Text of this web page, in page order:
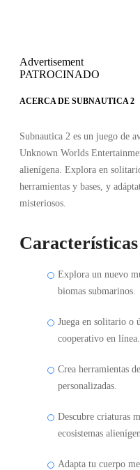
Advertisement
PATROCINADO
ACERCA DE SUBNAUTICA 2
Subnautica 2 es un juego de
Unknown Worlds
alienígena. Explora en
herramientas y bases, y
misteriosos.
Explora un nuevo
biomas submarinos.
Juega en solitario o
cooperativo en línea.
Crea herramientas
personalizadas.
Descubre criaturas
ecosistemas
Adapta tu cuerpo